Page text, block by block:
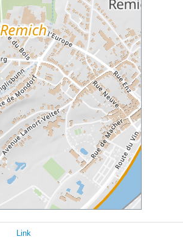
Link